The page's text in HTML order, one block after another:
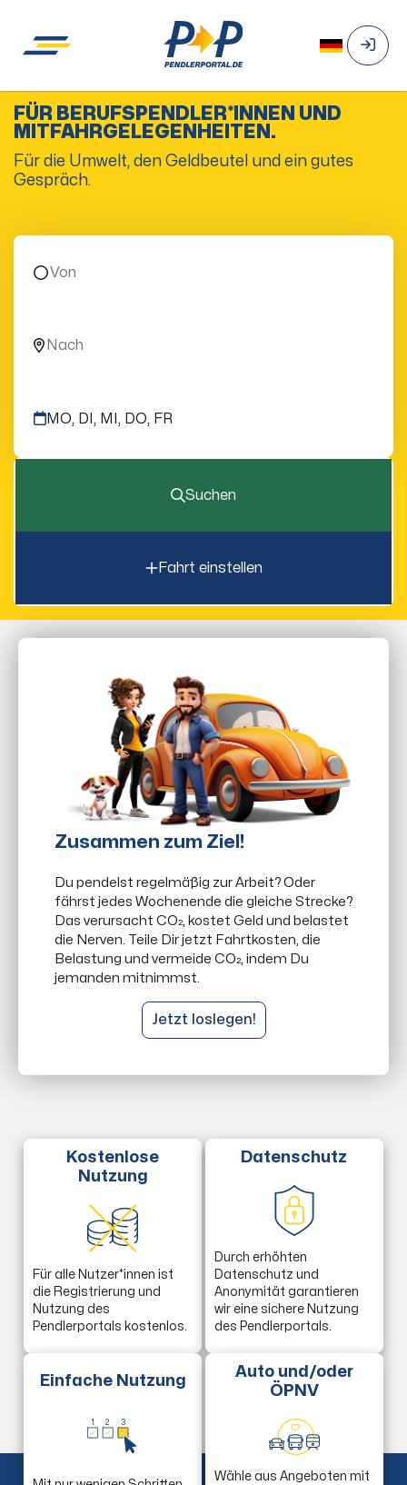
FÜR BERUFSPENDLER*INNEN UND
MITFAHRGELEGENHEITEN.
Für die Umwelt, den Geldbeutel und ein gutes
Gespräch.
MO, DI, MI, DO, FR
Suchen
Fahrt einstellen
Zusammen zum Ziel!
Du pendelst regelmäßig zur Arbeit? Oder
fährst jedes Wochenende die gleiche Strecke?
Das verursacht CO₂, kostet Geld und belastet
die Nerven. Teile Dir jetzt Fahrtkosten, die
Belastung und vermeide CO₂, indem Du
jemanden mitnimmst.
Jetzt loslegen!
Kostenlose
Nutzung
Für alle Nutzer*innen ist
die Registrierung und
Nutzung des
Pendlerportals kostenlos.
Datenschutz
Durch erhöhten
Datenschutz und
Anonymität garantieren
wir eine sichere Nutzung
des Pendlerportals.
Einfache Nutzung
1 2 3
Auto und/oder
ÖPNV
Wähle aus Angeboten mit